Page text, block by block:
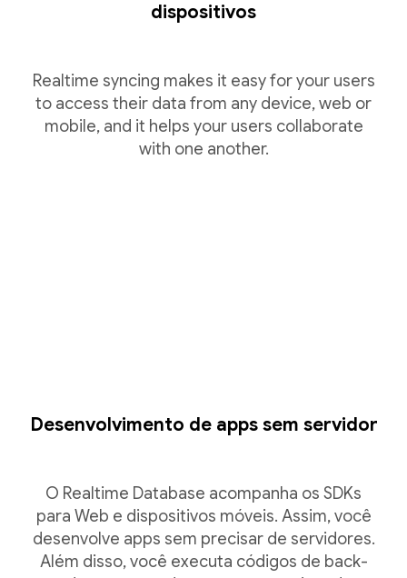
dispositivos
Realtime syncing makes it easy for your users
to access their data from any device, web or
mobile, and it helps your users collaborate
with one another.
Desenvolvimento de apps sem servidor
O Realtime Database acompanha os SDKs
para Web e dispositivos móveis. Assim, você
desenvolve apps sem precisar de servidores.
Além disso, você executa códigos de back-